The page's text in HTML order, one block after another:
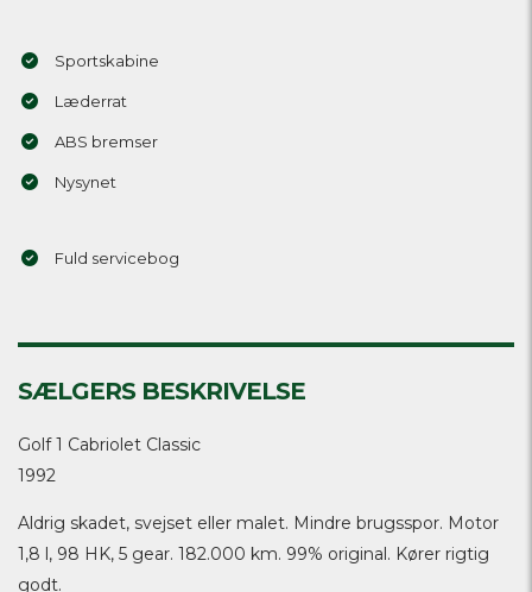
Sportskabine
Læderrat
ABS bremser
Nysynet
Fuld servicebog
SÆLGERS BESKRIVELSE
Golf 1 Cabriolet Classic
1992
Aldrig skadet, svejset eller malet. Mindre brugsspor. Motor
1,8 l, 98 HK, 5 gear. 182.000 km. 99% original. Kører rigtig
godt.